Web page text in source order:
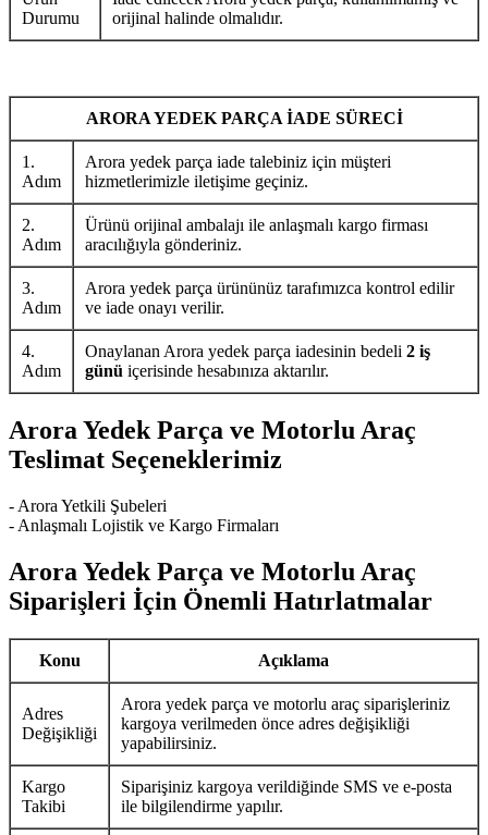
Durumu
orijinal halinde olmalıdır.
ARORA YEDEK PARÇA İADE SÜRECİ
1.
Adım
Arora yedek parça iade talebiniz için müşteri
hizmetlerimizle iletişime geçiniz.
2.
Adım
Ürünü orijinal ambalajı ile anlaşmalı kargo firması
aracılığıyla gönderiniz.
3.
Adım
Arora yedek parça ürününüz tarafımızca kontrol edilir
ve iade onayı verilir.
4.
Adım
Onaylanan Arora yedek parça iadesinin bedeli 2 iş
günü içerisinde hesabınıza aktarılır.
Arora Yedek Parça ve Motorlu Araç
Teslimat Seçeneklerimiz
- Arora Yetkili Şubeleri
- Anlaşmalı Lojistik ve Kargo Firmaları
Arora Yedek Parça ve Motorlu Araç
Siparişleri İçin Önemli Hatırlatmalar
Konu Açıklama
Adres
Değişikliği
Arora yedek parça ve motorlu araç siparişleriniz
kargoya verilmeden önce adres değişikliği
yapabilirsiniz.
Kargo
Takibi
Siparişiniz kargoya verildiğinde SMS ve e-posta
ile bilgilendirme yapılır.